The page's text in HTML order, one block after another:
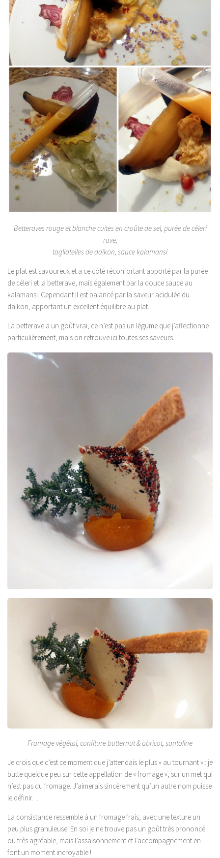
Betteraves rouge et blanche cuites en croûte de sel, purée de céleri
rave,
tagliatelles de daikon, sauce kalamansi
Le plat est savoureux et a ce côté réconfortant apporté par la purée
de céleri et la betterave, mais également par la douce sauce au
kalamansi. Cependant il est balancé par la saveur acidulée du
daikon, apportant un excellent équilibre au plat.
La betterave a un goût vrai, ce n’est pas un légume que j’affectionne
particulièrement, mais on retrouve ici toutes ses saveurs.
Fromage végétal, confiture butternut & abricot, santoline
Je crois que c’est ce moment que j’attendais le plus « au tournant » : je
butte quelque peu sur cette appellation de « fromage », sur un met qui
n’est pas du fromage. J’aimerais sincèrement qu’un autre nom puisse
le définir…
La consistance ressemble à un fromage frais, avec une texture un
peu plus granuleuse. En soi je ne trouve pas un goût très prononcé
ou très agréable, mais l’assaisonnement et l’accompagnement en
font un moment incroyable !